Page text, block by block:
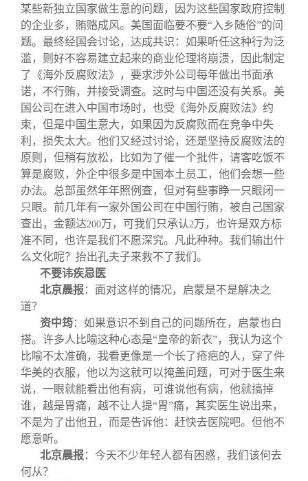
某些新独立国家做生意的问题，因为这些国家政府控制
的企业多，贿赂成风。美国面临要不要“入乡随俗”的问
题。最终经国会讨论，达成共识：如果听任这种行为泛
滥，则好不容易建立起来的商业伦理将崩溃，因此制定
了《海外反腐败法》，要求涉外公司每年做出书面承
诺，不行贿，并接受调查。这时与中国还没有关系。美
国公司在进入中国市场时，也受《海外反腐败法》约
束，但是中国生意大，如果因为反腐败而在竞争中失
利，损失太大。他们又经过讨论，还是坚持反腐败法的
原则，但稍有放松，比如为了催一个批件，请客吃饭不
算是腐败，外企中很多是中国本土员工，他们会想一些
办法。总部虽然年年照例查，但对有些事睁一只眼闭一
只眼。前几年有一家外国公司在中国行贿，被自己国家
查出，金额达200万，可我们只承认 2万，也许是双方标
准不同，也许是我们不愿深究。凡此种种。我们输出什
么文化呢？抬出孔夫子来救不了我们。
不要讳疾忌医
北京晨报： 面对这样的情况，启蒙是不是解决之
道？
资中筠：如果意识不到自己的问题所在，启蒙也白
搭。许多人比喻这种心态是“皇帝的新衣”，我认为这个
比喻不太准确，我看更像是一个长了疮疤的人，穿了件
华美的衣服，他以为这就可以掩盖问题，可对于医生来
说，一眼就能看出他有病，可谁说他有病，他就搞掉
谁，越是胃痛，越不让人提“胃”痛，其实医生说出来，
不是为了出他丑，而是告诉他：赶快去医院吧。但他不
愿意听。
北京晨报： 今天不少年轻人都有困惑，我们该何去
何从？